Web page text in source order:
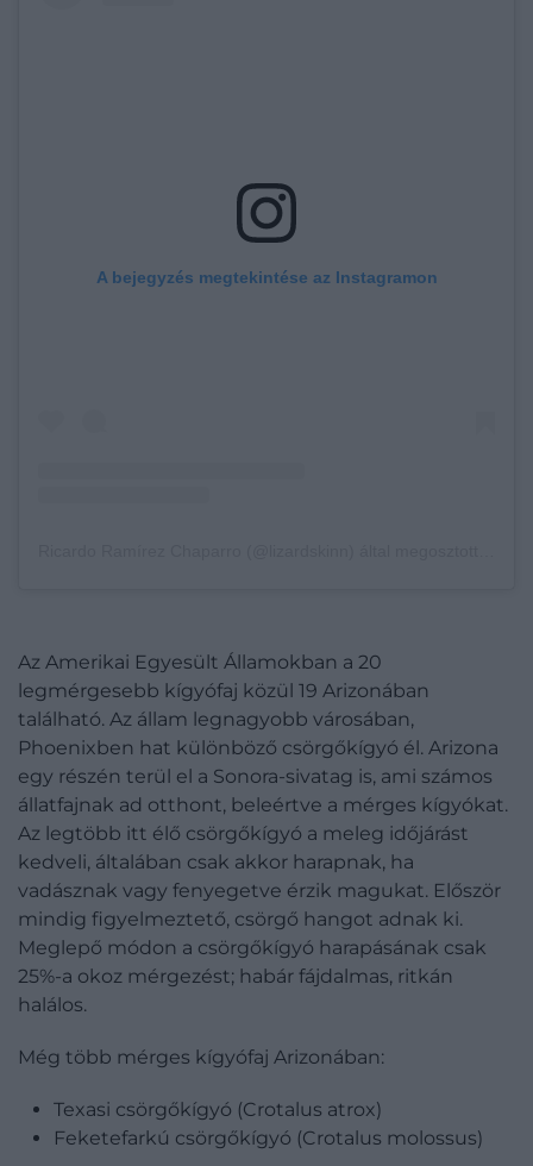
A bejegyzés megtekintése az Instagramon
Az Amerikai Egyesült Államokban a 20
legmérgesebb kígyófaj közül 19 Arizonában
található. Az állam legnagyobb városában,
Phoenixben hat különböző csörgőkígyó él. Arizona
egy részén terül el a Sonora-sivatag is, ami számos
állatfajnak ad otthont, beleértve a mérges kígyókat.
Az legtöbb itt élő csörgőkígyó a meleg időjárást
kedveli, általában csak akkor harapnak, ha
vadásznak vagy fenyegetve érzik magukat. Először
mindig figyelmeztető, csörgő hangot adnak ki.
Meglepő módon a csörgőkígyó harapásának csak
25%-a okoz mérgezést; habár fájdalmas, ritkán
halálos.
Még több mérges kígyófaj Arizonában:
Texasi csörgőkígyó (Crotalus atrox)
Feketefarkú csörgőkígyó (Crotalus molossus)